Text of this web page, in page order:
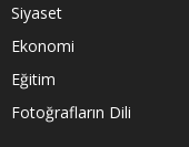
Siyaset
Ekonomi
Eğitim
Fotoğrafların Dili